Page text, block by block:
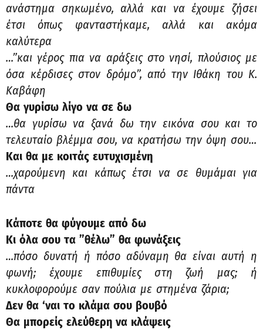
ανάστημα σηκωμένο, αλλά και να έχουμε ζήσει
έτσι όπως φανταστήκαμε, αλλά και ακόμα
καλύτερα
…”και γέρος πια να αράξεις στο νησί, πλούσιος με
όσα κέρδισες στον δρόμο”, από την Ιθάκη του Κ.
Καβάφη
Θα γυρίσω λίγο να σε δω
…θα γυρίσω να ξανά δω την εικόνα σου και το
τελευταίο βλέμμα σου, να κρατήσω την όψη σου…
Και θα με κοιτάς ευτυχισμένη
…χαρούμενη και κάπως έτσι να σε θυμάμαι για
πάντα
Κάποτε θα φύγουμε από δω
Κι όλα σου τα ”θέλω” θα φωνάξεις
…πόσο δυνατή ή πόσο αδύναμη θα είναι αυτή η
φωνή; έχουμε επιθυμίες στη ζωή μας; ή
κυκλοφορούμε σαν πούλια με στημένα ζάρια;
Δεν θα ‘ναι το κλάμα σου βουβό
Θα μπορείς ελεύθερη να κλάψεις